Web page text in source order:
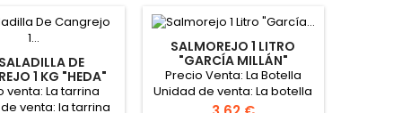
DE
1 KG "HEDA"
venta: La tarrina
venta: la tarrina
SALMOREJO 1 LITRO
"GARCÍA MILLÁN"
Precio Venta: La Botella
Unidad de venta: La botella
Formato caja: 4 botellas